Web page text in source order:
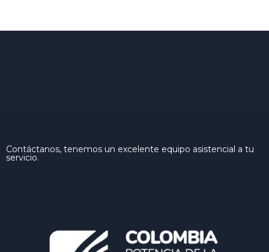
Contáctanos, tenemos un excelente equipo asistencial a tu
servicio.